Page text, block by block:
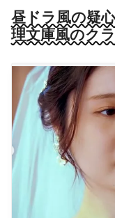
昼ドラ風の疑
理文庫風のク